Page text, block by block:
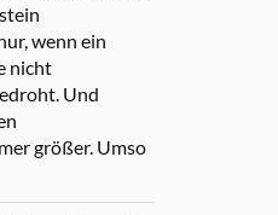
wenn ein
nicht
Und
größer. Umso